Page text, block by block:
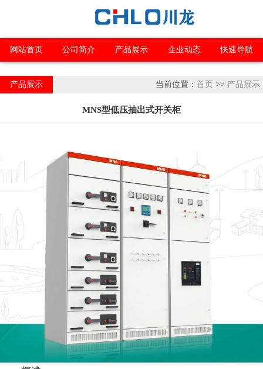
网站首页 公司简介 产品展示 企业动态 快速导航
当前位置： 首页 >> 产品展示
产品展示
MNS型低压抽出式开关柜